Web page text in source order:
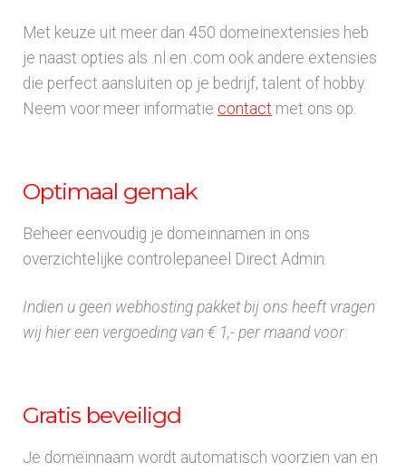
Met keuze uit meer dan 450 domeinextensies heb
je naast opties als .nl en .com ook andere extensies
die perfect aansluiten op je bedrijf, talent of hobby.
Neem voor meer informatie contact met ons op.
Optimaal gemak
Beheer eenvoudig je domeinnamen in ons
overzichtelijke controlepaneel Direct Admin.
Indien u geen webhosting pakket bij ons heeft vragen
wij hier een vergoeding van € 1,- per maand voor.
Gratis beveiligd
Je domeinnaam wordt automatisch voorzien van en